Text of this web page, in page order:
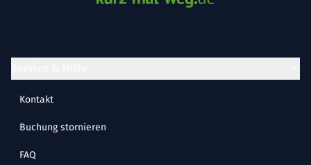
Kontakt
Buchung stornieren
FAQ